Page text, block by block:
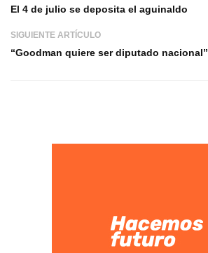
El 4 de julio se deposita el aguinaldo
SIGUIENTE ARTÍCULO
“Goodman quiere ser diputado nacional”